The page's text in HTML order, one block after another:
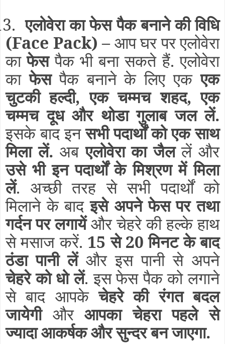
एलोवेरा का फेस पैक बनाने की विधि
(Face Pack)–आप घर पर एलोवेरा
काफेसपैक भी बना सकते हैं. एलोवेरा
काफेसपैक बनाने के लिए एकएक
चुटकी हल्दी, एक चम्मच शहद, एक
चम्मच दूध और थोडा गुलाब जल लें.
इसके बाद इनसभी पदार्थों को एक साथ
मिला लें. अबएलोवेरा का जैललें और
उसे भी इन पदार्थों के मिश्रण में मिला
लें. अच्छी तरह से सभी पदार्थों को
मिलाने के बादइसे अपने फेस पर तथा
गर्दन पर लगायेंऔर चेहरे की हल्के हाथ
से मसाज करें. 15 से 20 मिनट के बाद
ठंडा पानी लें और इस पानी से अपने
चेहरे को धो लें. इस फेस पैक को लगाने
से बाद आपकेचेहरे की रंगत बदल
जायेगीऔरआपका चेहरा पहले से
ज्यादा आकर्षक और सुन्दर बन जाएगा.